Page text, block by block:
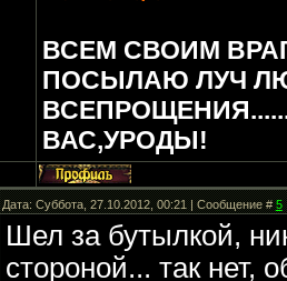
ВСЕМ СВОИМ
ПОСЫЛАЮ ЛУЧ
ВАС,УРОДЫ!
Дата: Суббота, 27.10.2012, 00:21 | Сообщение #5
Шел за бутылкой,
стороной... так нет,